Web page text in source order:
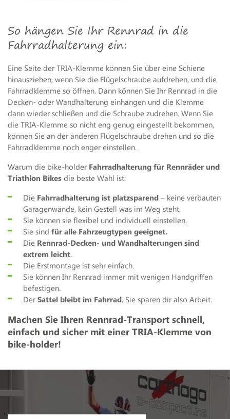
So hängen Sie Ihr Rennrad in die
Fahrradhalterung ein:
Eine Seite der TRIA-Klemme können Sie über eine Schiene
hinausziehen, wenn Sie die Flügelschraube aufdrehen, und die
Fahrradklemme so öffnen. Dann können Sie Ihr Rennrad in die
Decken- oder Wandhalterung einhängen und die Klemme
dann wieder schließen und die Schraube zudrehen. Wenn Sie
die TRIA-Klemme so nicht eng genug eingestellt bekommen,
können Sie an der anderen Flügelschraube drehen und so die
Fahrradklemme noch enger einstellen.
Warum die bike-holder Fahrradhalterung für Rennräder und
Triathlon Bikes die beste Wahl ist:
Die Fahrradhalterung ist platzsparend – keine verbauten
Garagenwände, kein Gestell was im Weg steht.
Sie können sie flexibel und individuell einstellen.
Sie sind für alle Fahrzeugtypen geeignet.
Die Rennrad-Decken- und Wandhalterungen sind
extrem leicht.
Die Erstmontage ist sehr einfach.
Sie können Ihr Rennrad immer mit wenigen Handgriffen
befestigen.
Der Sattel bleibt im Fahrrad, Sie sparen dir also Arbeit.
Machen Sie Ihren Rennrad-Transport schnell,
einfach und sicher mit einer TRIA-Klemme von
bike-holder!